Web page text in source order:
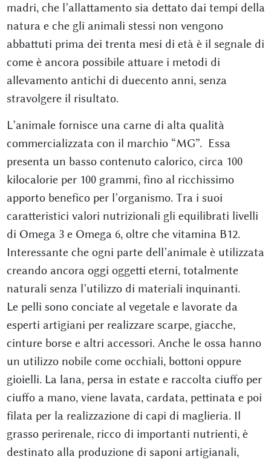
madri, che l’allattamento sia dettato dai tempi della
natura e che gli animali stessi non vengono
abbattuti prima dei trenta mesi di età è il segnale di
come è ancora possibile attuare i metodi di
allevamento antichi di duecento anni, senza
stravolgere il risultato.
L’animale fornisce una carne di alta qualità
commercializzata con il marchio “MG”. Essa
presenta un basso contenuto calorico, circa 100
kilocalorie per 100 grammi, fino al ricchissimo
apporto benefico per l’organismo. Tra i suoi
caratteristici valori nutrizionali gli equilibrati livelli
di Omega 3 e Omega 6, oltre che vitamina B12.
Interessante che ogni parte dell’animale è utilizzata
creando ancora oggi oggetti eterni, totalmente
naturali senza l’utilizzo di materiali inquinanti.
Le pelli sono conciate al vegetale e lavorate da
esperti artigiani per realizzare scarpe, giacche,
cinture borse e altri accessori. Anche le ossa hanno
un utilizzo nobile come occhiali, bottoni oppure
gioielli. La lana, persa in estate e raccolta ciuffo per
ciuffo a mano, viene lavata, cardata, pettinata e poi
filata per la realizzazione di capi di maglieria. Il
grasso perirenale, ricco di importanti nutrienti, è
destinato alla produzione di saponi artigianali,